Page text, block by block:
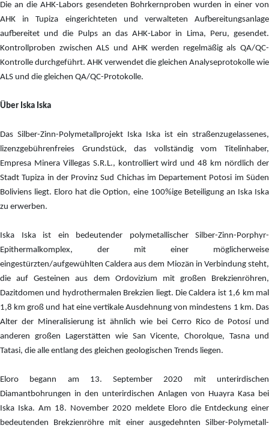
Die an die AHK-Labors gesendeten Bohrkernproben wurden in einer von
AHK in Tupiza eingerichteten und verwalteten Aufbereitungsanlage
aufbereitet und die Pulps an das AHK-Labor in Lima, Peru, gesendet.
Kontrollproben zwischen ALS und AHK werden regelmäßig als QA/QC-
Kontrolle durchgeführt. AHK verwendet die gleichen Analyseprotokolle wie
ALS und die gleichen QA/QC-Protokolle.
Über Iska Iska
Das Silber-Zinn-Polymetallprojekt Iska Iska ist ein straßenzugelassenes,
lizenzgebührenfreies Grundstück, das vollständig vom Titelinhaber,
Empresa Minera Villegas S.R.L., kontrolliert wird und 48 km nördlich der
Stadt Tupiza in der Provinz Sud Chichas im Departement Potosi im Süden
Boliviens liegt. Eloro hat die Option, eine 100%ige Beteiligung an Iska Iska
zu erwerben.
Iska Iska ist ein bedeutender polymetallischer Silber-Zinn-Porphyr-
Epithermalkomplex, der mit einer möglicherweise
eingestürzten/aufgewühlten Caldera aus dem Miozän in Verbindung steht,
die auf Gesteinen aus dem Ordovizium mit großen Brekzienröhren,
Dazitdomen und hydrothermalen Brekzien liegt. Die Caldera ist 1,6 km mal
1,8 km groß und hat eine vertikale Ausdehnung von mindestens 1 km. Das
Alter der Mineralisierung ist ähnlich wie bei Cerro Rico de Potosí und
anderen großen Lagerstätten wie San Vicente, Chorolque, Tasna und
Tatasi, die alle entlang des gleichen geologischen Trends liegen.
Eloro begann am 13. September 2020 mit unterirdischen
Diamantbohrungen in den unterirdischen Anlagen von Huayra Kasa bei
Iska Iska. Am 18. November 2020 meldete Eloro die Entdeckung einer
bedeutenden Brekzienröhre mit einer ausgedehnten Silber-Polymetall-